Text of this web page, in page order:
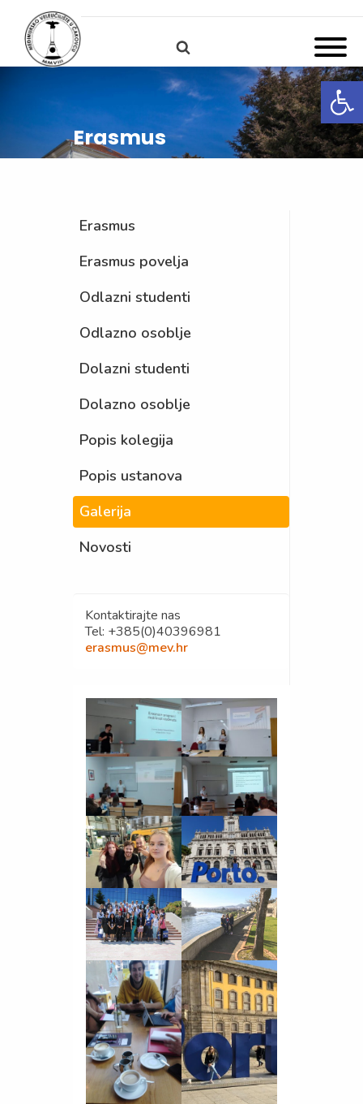
Erasmus
Erasmus
Erasmus povelja
Odlazni studenti
Odlazno osoblje
Dolazni studenti
Dolazno osoblje
Popis kolegija
Popis ustanova
Galerija
Novosti
Kontaktirajte nas
Tel: +385(0)40396981
erasmus@mev.hr